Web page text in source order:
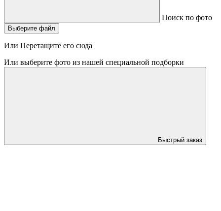
Поиск по фото
Выберите файл
Или Перетащите его сюда
Или выберите фото из нашей специальной подборки
Быстрый заказ